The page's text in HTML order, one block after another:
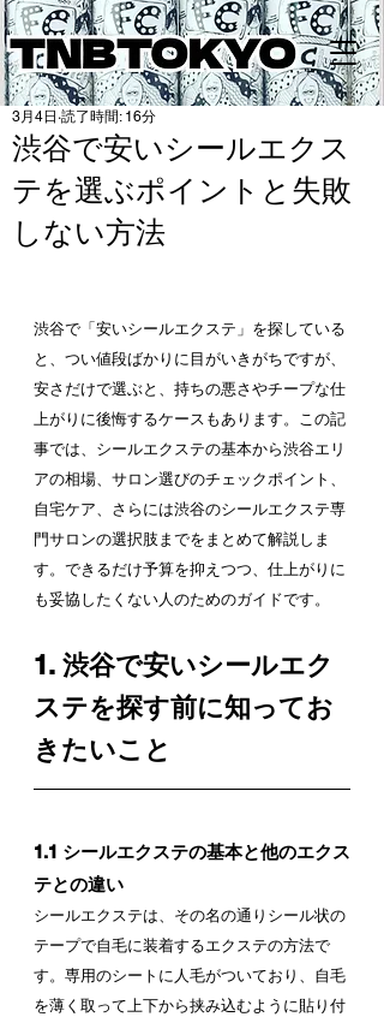
渋谷で安いシールエクス
テを選ぶポイントと失敗
しない方法
3月4日 読了時間: 16分
渋谷で「安いシールエクステ」を探している
と、つい値段ばかりに目がいきがちですが、
安さだけで選ぶと、持ちの悪さやチープな仕
上がりに後悔するケースもあります。この記
事では、シールエクステの基本から渋谷エリ
アの相場、サロン選びのチェックポイント、
自宅ケア、さらには渋谷のシールエクステ専
門サロンの選択肢までをまとめて解説しま
す。できるだけ予算を抑えつつ、仕上がりに
も妥協したくない人のためのガイドです。
1. 渋谷で安いシールエク
ステを探す前に知ってお
きたいこと
1.1 シールエクステの基本と他のエクス
テとの違い
シールエクステは、その名の通りシール状の
テープで自毛に装着するエクステの方法で
す。専用のシートに人毛がついており、自毛
を薄く取って上下から挟み込むように貼り付